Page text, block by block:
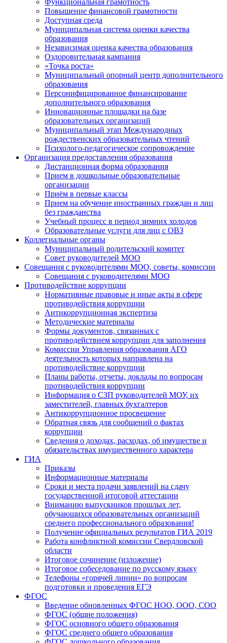
Функциональная грамотность
Повышение финансовой грамотности
Доступная среда
Муниципальная система оценки качества
образования
Независимая оценка качества образования
Оздоровительная кампания
«Точка роста»
Муниципальный опорный центр дополнительного
образования
Персонифицированное финансирование
дополнительного образования
Инновационные площадки на базе
образовательных организаций
Муниципальный этап Международных
рождественских образовательных чтений
Психолого-педагогическое сопровождение
Организация предоставления образования
Дистанционная форма образования
Прием в дошкольные образовательные
организации
Приём в первые классы
Прием на обучение иностранных граждан и лиц
без гражданства
Учебный процесс в период зимних холодов
Образовательные услуги для лиц с ОВЗ
Коллегиальные органы
Муниципальный родительский комитет
Совет руководителей МОО
Совещания с руководителями МОО, советы, комиссии
Совещания с руководителями МОО
Противодействие коррупции
Нормативные правовые и иные акты в сфере
противодействия коррупции
Антикоррупционная экспертиза
Методические материалы
Формы документов, связанных с
противодействием коррупции для заполнения
Комиссии Управления образования АГО
деятельность которых направлена на
противодействие коррупции
Планы работы, отчеты, доклады по вопросам
противодействия коррупции
Информация о СЗП руководителей МОУ, их
заместителей, главных бухгалтеров
Антикоррупционное просвещение
Обратная связь для сообщений о фактах
коррупции
Сведения о доходах, расходах, об имуществе и
обязательствах имущественного характера
ГИА
Приказы
Информационные материалы
Сроки и места подачи заявлений на сдачу
государственной итоговой аттестации
Вниманию выпускников прошлых лет,
обучающихся образовательных организаций
среднего профессионального образования!
Получение официальных результатов ГИА 2019
Работа конфликтной комиссии Свердловской
области
Итоговое сочинение (изложение)
Итоговое собеседование по русскому языку
Телефоны «горячей линии» по вопросам
подготовки и проведения ЕГЭ
ФГОС
Введение обновленных ФГОС НОО, ООО, СОО
ФГОС (общие положения)
ФГОС основного общего образования
ФГОС среднего общего образования